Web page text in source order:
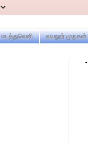
மடத்துவெளி வயலூர் முருகன்
-